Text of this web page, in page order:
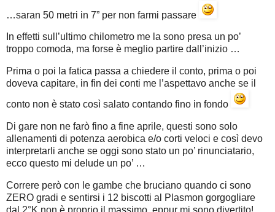
…saran 50 metri in 7” per non farmi passare
In effetti sull’ultimo chilometro me la sono presa un po’
troppo comoda, ma forse è meglio partire dall’inizio …
Prima o poi la fatica passa a chiedere il conto, prima o poi
doveva capitare, in fin dei conti me l’aspettavo anche se il
conto non è stato così salato contando fino in fondo
Di gare non ne farò fino a fine aprile, questi sono solo
allenamenti di potenza aerobica e/o corti veloci e così devo
interpretarli anche se oggi sono stato un po’ rinunciatario,
ecco questo mi delude un po’ …
Correre però con le gambe che bruciano quando ci sono
ZERO gradi e sentirsi i 12 biscotti al Plasmon gorgogliare
dal 2°K non è proprio il massimo, eppur mi sono divertito!